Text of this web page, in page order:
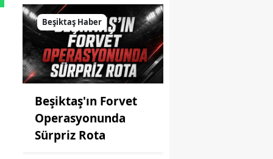
Beşiktaş Haber
Beşiktaş'ın Forvet
Operasyonunda
Sürpriz Rota